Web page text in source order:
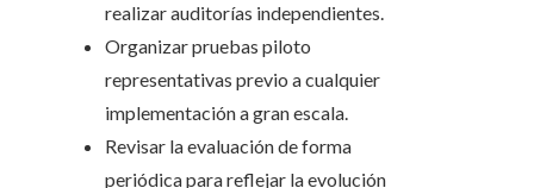
realizar auditorías independientes.
Organizar pruebas piloto
representativas previo a cualquier
implementación a gran escala.
Revisar la evaluación de forma
periódica para reflejar la evolución